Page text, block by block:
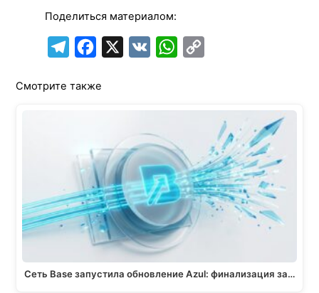
Поделиться материалом:
l
m
c
o
o
k
W
A
p
p
y
n
k
Смотрите также
Сеть Base запустила обновление Azul: финализация за…